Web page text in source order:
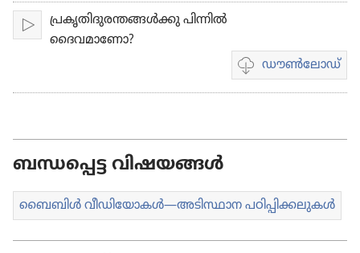
പ്ലേ
പ്രകൃതിദുരന്തങ്ങൾക്കു പിന്നിൽ
ദൈവമാണോ?
ഡൗണ്‍ലോഡ്
വീഡിയോ
ഡൗണ്‍ലോഡ്
ബന്ധപ്പെട്ട വിഷയങ്ങൾ
ബൈബിൾ വീഡി​യോ​കൾ—അടിസ്ഥാന പഠിപ്പി​ക്ക​ലു​കൾ